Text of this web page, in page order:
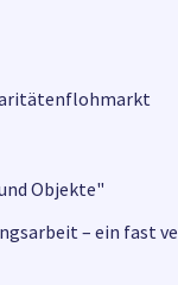
Objekte"
– ein fast